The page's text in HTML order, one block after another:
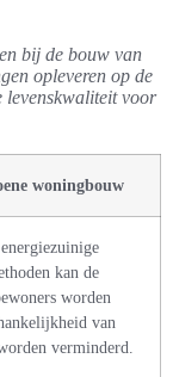
bij de bouw van
opleveren op de
levenskwaliteit voor
woningbouw
kan de
worden
van
verminderd.